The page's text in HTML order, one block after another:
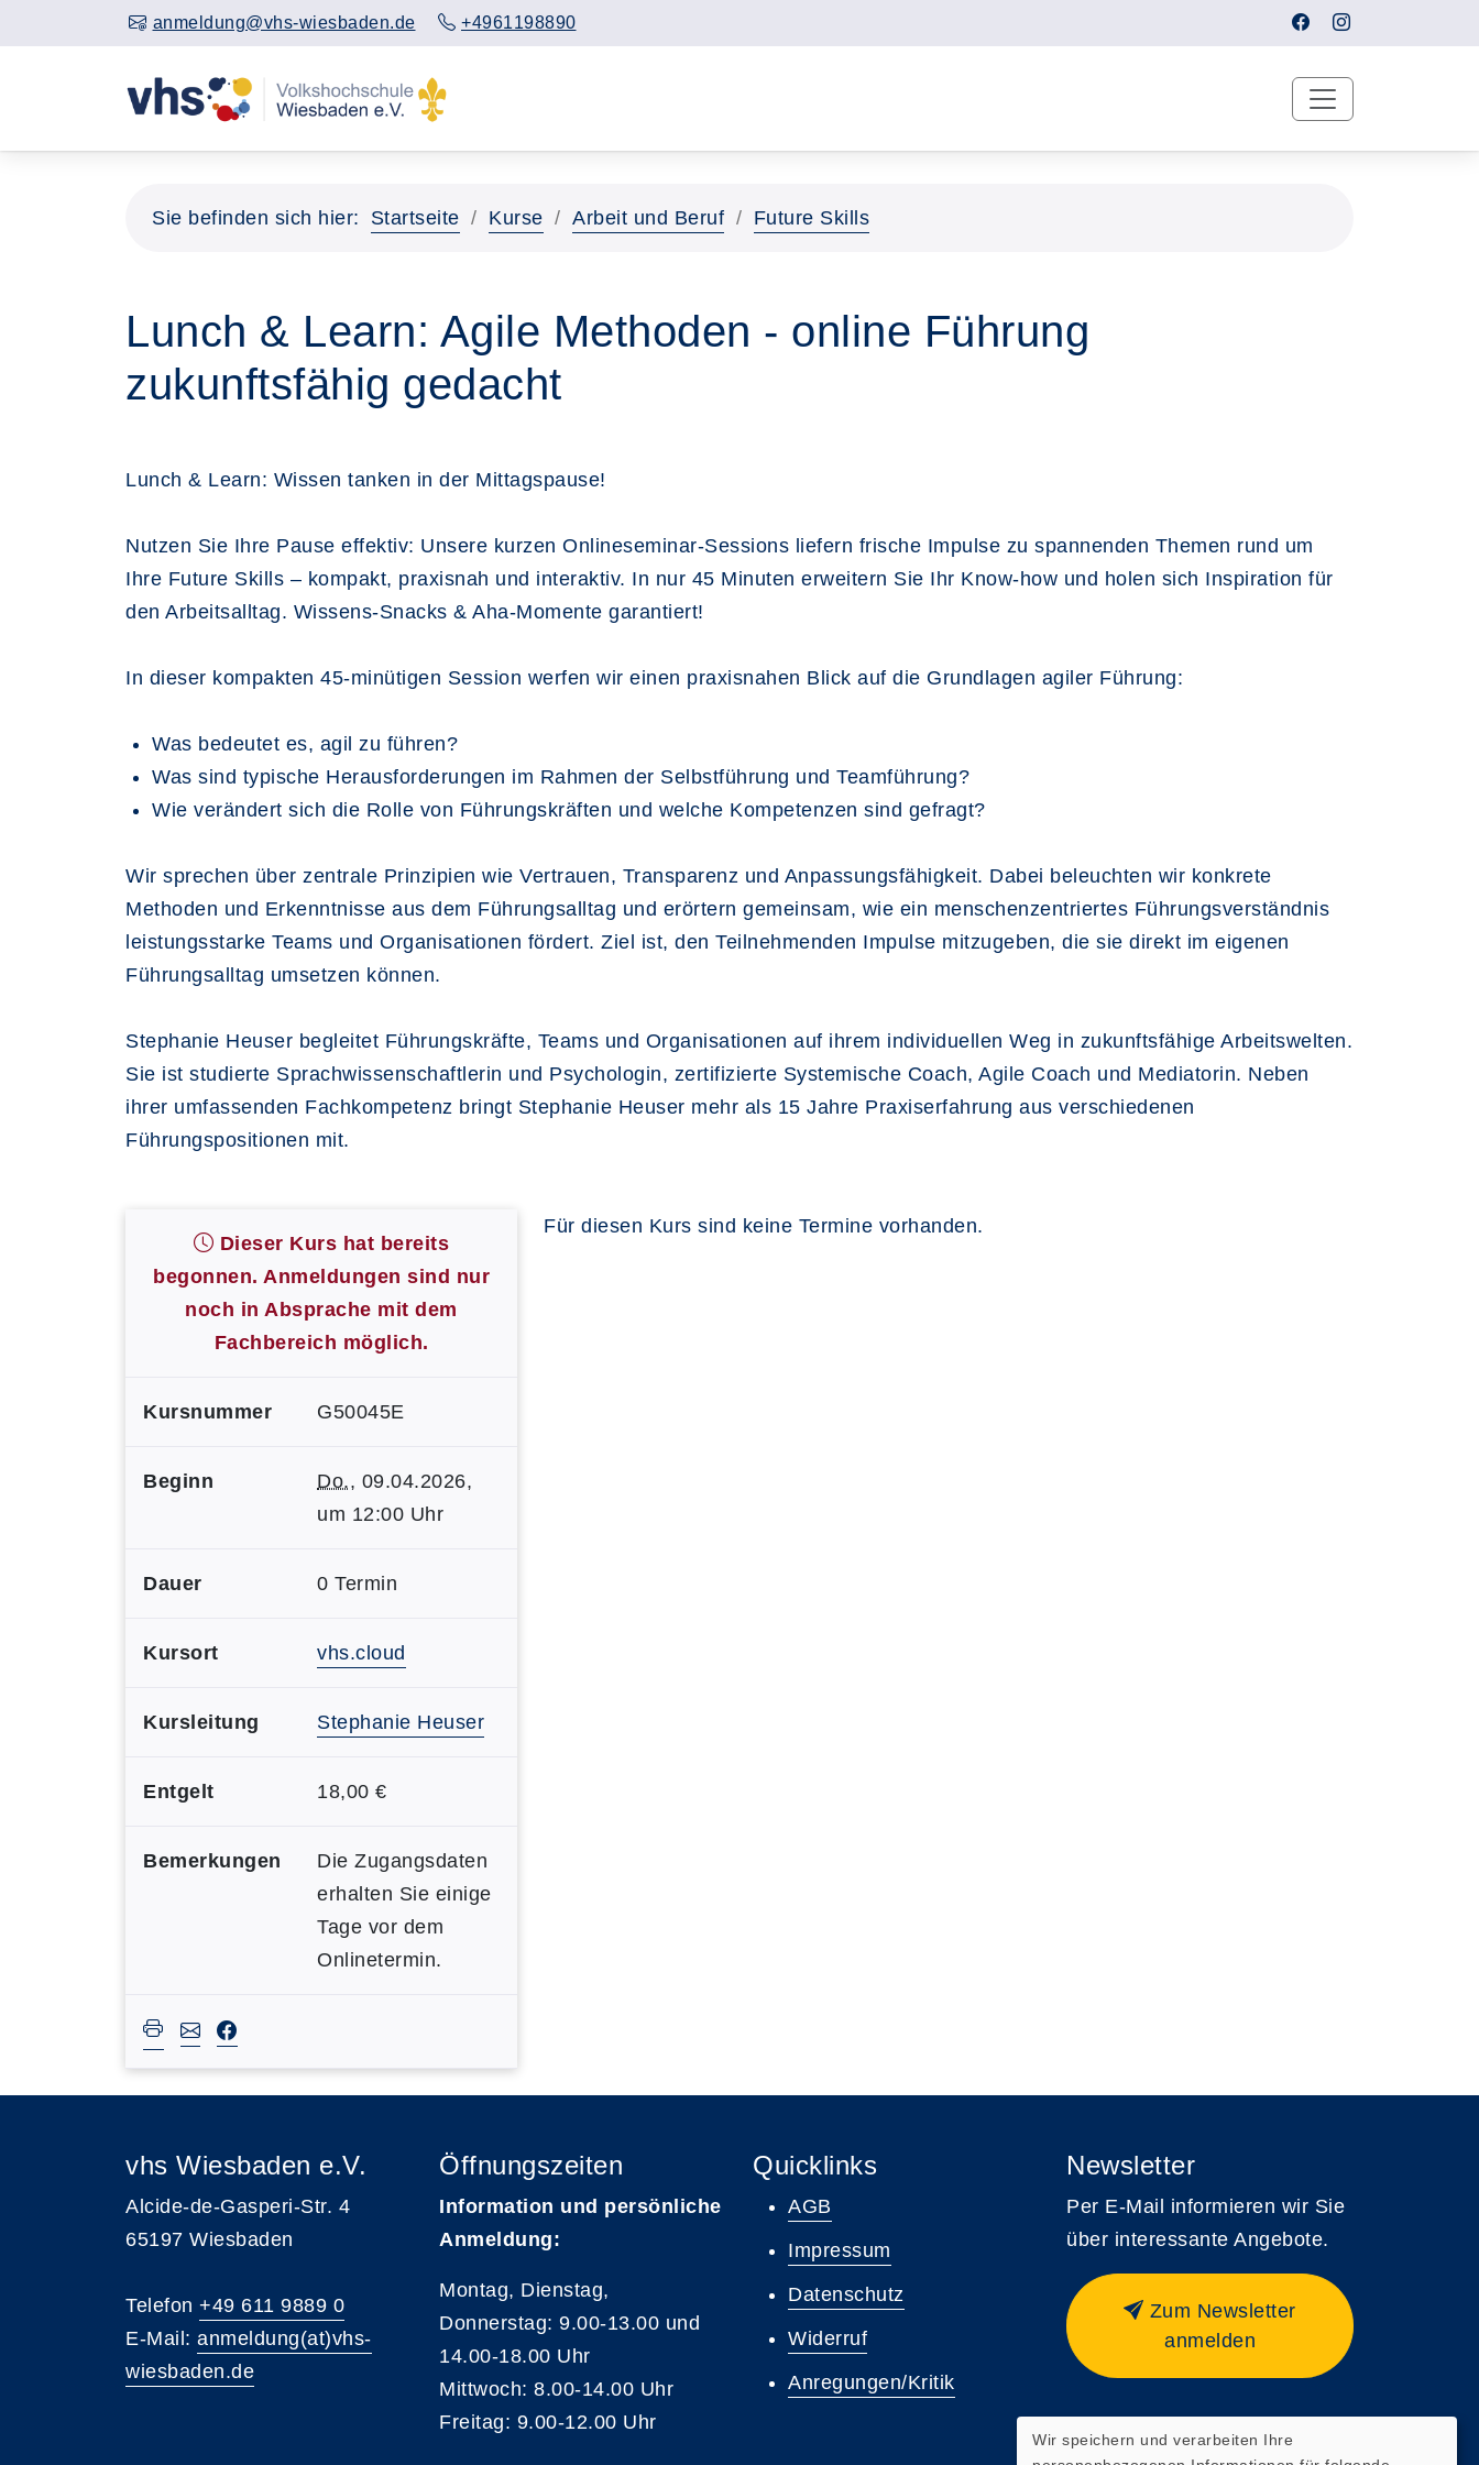
anmeldung@vhs-wiesbaden.de +4961198890
Sie befinden sich hier: Startseite Kurse Arbeit und Beruf Future Skills
Lunch & Learn: Agile Methoden - online Führung
zukunftsfähig gedacht
Lunch & Learn: Wissen tanken in der Mittagspause!
Nutzen Sie Ihre Pause effektiv: Unsere kurzen Onlineseminar-Sessions liefern frische Impulse zu spannenden Themen rund um
Ihre Future Skills – kompakt, praxisnah und interaktiv. In nur 45 Minuten erweitern Sie Ihr Know-how und holen sich Inspiration für
den Arbeitsalltag. Wissens-Snacks & Aha-Momente garantiert!
In dieser kompakten 45-minütigen Session werfen wir einen praxisnahen Blick auf die Grundlagen agiler Führung:
Was bedeutet es, agil zu führen?
Was sind typische Herausforderungen im Rahmen der Selbstführung und Teamführung?
Wie verändert sich die Rolle von Führungskräften und welche Kompetenzen sind gefragt?
Wir sprechen über zentrale Prinzipien wie Vertrauen, Transparenz und Anpassungsfähigkeit. Dabei beleuchten wir konkrete
Methoden und Erkenntnisse aus dem Führungsalltag und erörtern gemeinsam, wie ein menschenzentriertes Führungsverständnis
leistungsstarke Teams und Organisationen fördert. Ziel ist, den Teilnehmenden Impulse mitzugeben, die sie direkt im eigenen
Führungsalltag umsetzen können.
Stephanie Heuser begleitet Führungskräfte, Teams und Organisationen auf ihrem individuellen Weg in zukunftsfähige Arbeitswelten.
Sie ist studierte Sprachwissenschaftlerin und Psychologin, zertifizierte Systemische Coach, Agile Coach und Mediatorin. Neben
ihrer umfassenden Fachkompetenz bringt Stephanie Heuser mehr als 15 Jahre Praxiserfahrung aus verschiedenen
Führungspositionen mit.
Dieser Kurs hat bereits
begonnen. Anmeldungen sind nur
noch in Absprache mit dem
Fachbereich möglich.
Kursnummer G50045E
Beginn Do., 09.04.2026,
um 12:00 Uhr
Dauer 0 Termin
Kursort vhs.cloud
Kursleitung Stephanie Heuser
Entgelt 18,00 €
Bemerkungen
Die Zugangsdaten
erhalten Sie einige
Tage vor dem
Onlinetermin.
Für diesen Kurs sind keine Termine vorhanden.
vhs Wiesbaden e.V.
Alcide-de-Gasperi-Str. 4
65197 Wiesbaden
Telefon +49 611 9889 0
E-Mail: anmeldung(at)vhs-
wiesbaden.de
Öffnungszeiten
Information und persönliche
Anmeldung:
Montag, Dienstag,
Donnerstag: 9.00-13.00 und
14.00-18.00 Uhr
Mittwoch: 8.00-14.00 Uhr
Freitag: 9.00-12.00 Uhr
Quicklinks
AGB
Impressum
Datenschutz
Widerruf
Anregungen/Kritik
Newsletter
Per E-Mail informieren wir Sie
über interessante Angebote.
Zum Newsletter
anmelden
Widerrufsformular
Wir speichern und verarbeiten Ihre